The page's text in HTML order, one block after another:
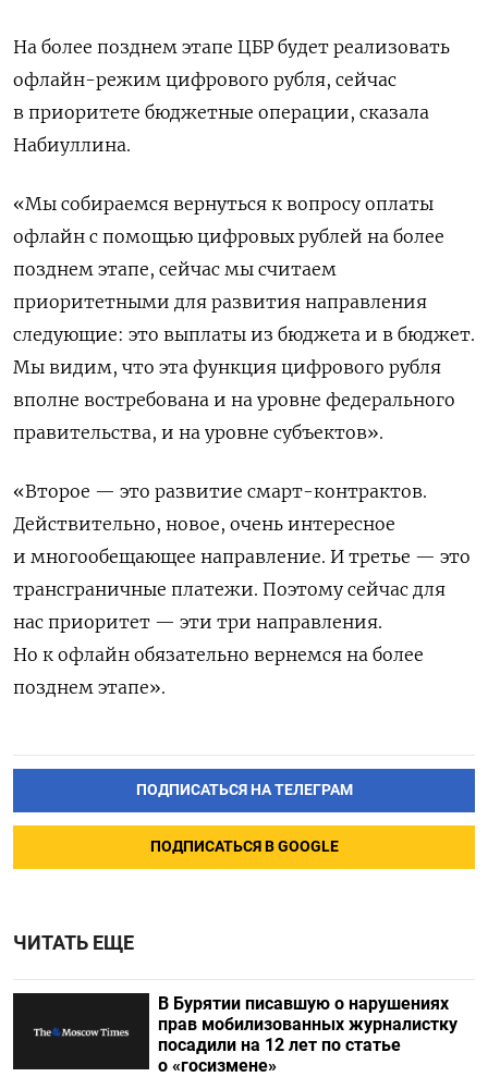
На более позднем этапе ЦБР будет реализовать
офлайн-режим цифрового рубля, сейчас
в приоритете бюджетные операции, сказала
Набиуллина.
«Мы собираемся вернуться к вопросу оплаты
офлайн с помощью цифровых рублей на более
позднем этапе, сейчас мы считаем
приоритетными для развития направления
следующие: это выплаты из бюджета и в бюджет.
Мы видим, что эта функция цифрового рубля
вполне востребована и на уровне федерального
правительства, и на уровне субъектов».
«Второе — это развитие смарт-контрактов.
Действительно, новое, очень интересное
и многообещающее направление. И третье — это
трансграничные платежи. Поэтому сейчас для
нас приоритет — эти три направления.
Но к офлайн обязательно вернемся на более
позднем этапе».
ПОДПИСАТЬСЯ НА ТЕЛЕГРАМ
ПОДПИСАТЬСЯ В GOOGLE
ЧИТАТЬ ЕЩЕ
В Бурятии писавшую о нарушениях
прав мобилизованных журналистку
посадили на 12 лет по статье
о «госизмене»